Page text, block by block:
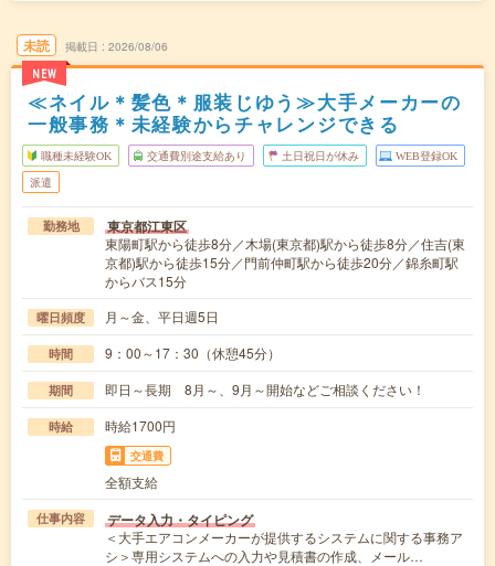
未読
NEW
掲載日 2026/08/06
≪ネイル＊髪色＊服装じゆう≫大手メーカーの
一般事務＊未経験からチャレンジできる
職種未経験OK 交通費別途支給あり 土日祝日が休み WEB登録OK
派遣
勤務地 東京都江東区
東陽町駅から徒歩8分／木場(東京都)駅から徒歩8分／住吉(東
京都)駅から徒歩15分／門前仲町駅から徒歩20分／錦糸町駅
からバス15分
曜日頻度 月～金、平日週5日
時間 9：00～17：30（休憩45分）
期間 即日～長期 8月～、9月～開始などご相談ください！
時給 時給1700円
交通費
全額支給
仕事内容 データ入力・タイピング
＜大手エアコンメーカーが提供するシステムに関する事務ア
シ＞専用システムへの入力や見積書の作成、メール…